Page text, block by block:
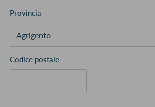
Provincia
Codice postale